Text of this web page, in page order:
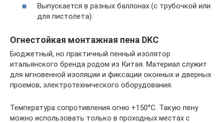
Выпускается в разных баллонах (с трубочкой или
для пистолета).
Огнестойкая монтажная пена DKC
Бюджетный, но практичный пенный изолятор
итальянского бренда родом из Китая. Материал служит
для мгновенной изоляции и фиксации оконных и дверных
проемов, электротехнического оборудования.
Температура сопротивления огню +150°С. Такую пену
можно использовать только в проходных местах с